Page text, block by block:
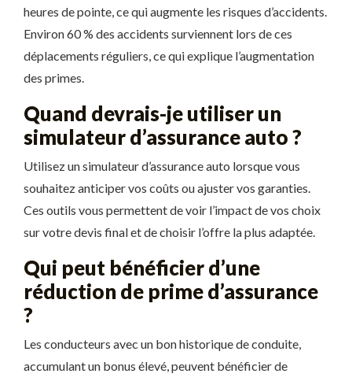
heures de pointe, ce qui augmente les risques d’accidents.
Environ 60 % des accidents surviennent lors de ces
déplacements réguliers, ce qui explique l’augmentation
des primes.
Quand devrais-je utiliser un
simulateur d’assurance auto ?
Utilisez un simulateur d’assurance auto lorsque vous
souhaitez anticiper vos coûts ou ajuster vos garanties.
Ces outils vous permettent de voir l’impact de vos choix
sur votre devis final et de choisir l’offre la plus adaptée.
Qui peut bénéficier d’une
réduction de prime d’assurance
?
Les conducteurs avec un bon historique de conduite,
accumulant un bonus élevé, peuvent bénéficier de